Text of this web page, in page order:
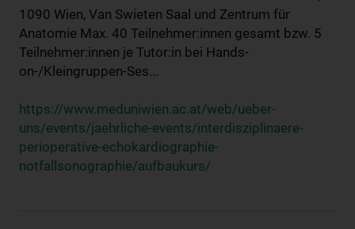
1090 Wien, Van Swieten Saal und Zentrum für
Anatomie Max. 40 Teilnehmer:innen gesamt bzw. 5
Teilnehmer:innen je Tutor:in bei Hands-
on-/Kleingruppen-Ses...
https://www.meduniwien.ac.at/web/ueber-
uns/events/jaehrliche-events/interdisziplinaere-
perioperative-echokardiographie-
notfallsonographie/aufbaukurs/